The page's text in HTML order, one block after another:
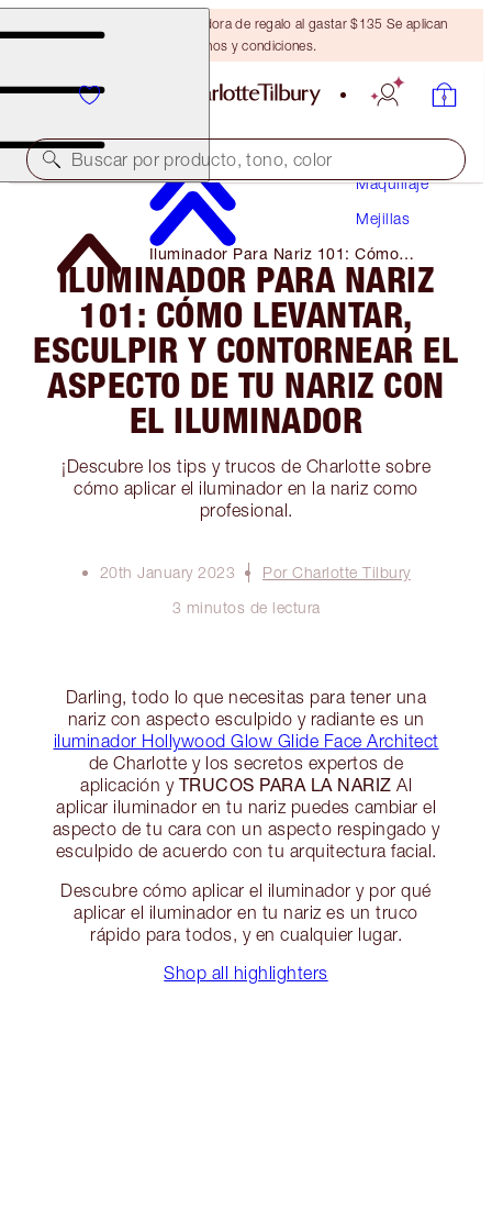
Obtén una brocha bronceadora de regalo al gastar $135 Se aplican
términos y condiciones.
Buscar por producto, tono, color
Maquillaje
Mejillas
Iluminador Para Nariz 101: Cómo
Levantar, Esculpir Y Contornear El
Aspecto De Tu Nariz Con El Iluminador
ILUMINADOR PARA NARIZ
101: CÓMO LEVANTAR,
ESCULPIR Y CONTORNEAR EL
ASPECTO DE TU NARIZ CON
EL ILUMINADOR
¡Descubre los tips y trucos de Charlotte sobre
cómo aplicar el iluminador en la nariz como
profesional.
20th January 2023
Por Charlotte Tilbury
3 minutos de lectura
Darling, todo lo que necesitas para tener una
nariz con aspecto esculpido y radiante es un
iluminador Hollywood Glow Glide Face Architect
de Charlotte y los secretos expertos de
aplicación y TRUCOS PARA LA NARIZ Al
aplicar iluminador en tu nariz puedes cambiar el
aspecto de tu cara con un aspecto respingado y
esculpido de acuerdo con tu arquitectura facial.
Descubre cómo aplicar el iluminador y por qué
aplicar el iluminador en tu nariz es un truco
rápido para todos, y en cualquier lugar.
Shop all highlighters